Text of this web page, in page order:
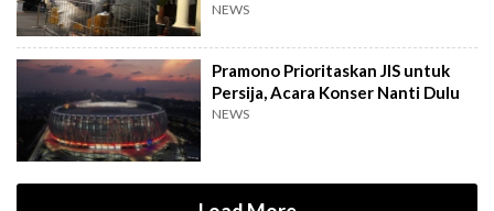
NEWS
Pramono Prioritaskan JIS untuk
Persija, Acara Konser Nanti Dulu
NEWS